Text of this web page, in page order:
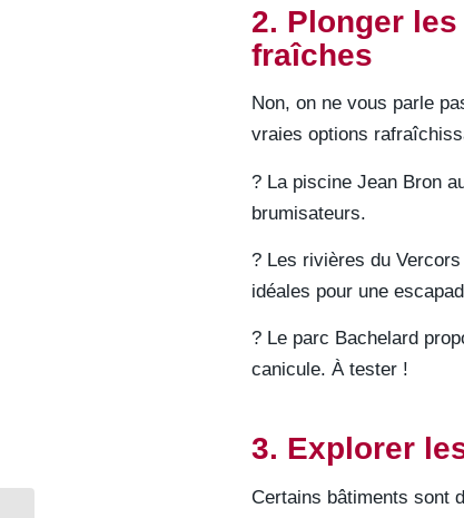
2. Plonger
fraîches
Non, on ne vous parle
vraies options
? La piscine Jean Bron
brumisateurs.
? Les rivières du
idéales pour une
? Le parc Bachelard
canicule. À tester !
3. Explorer
Certains bâtiments sont